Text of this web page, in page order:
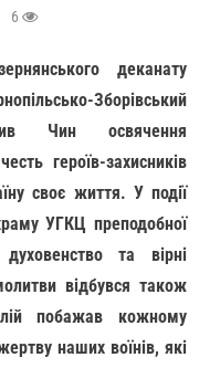
6
деканату
Зборівський
Чин освячення
героїв-захисників
своє життя. У події
УГКЦ преподобної
та вірні
відбувся також
побажав кожному
наших воїнів, які